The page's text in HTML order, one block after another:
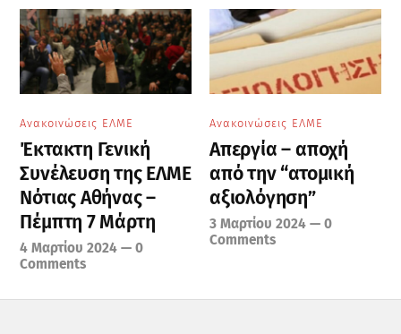
Ανακοινώσεις ΕΛΜΕ
Έκτακτη Γενική
Συνέλευση της ΕΛΜΕ
Νότιας Αθήνας –
Πέμπτη 7 Μάρτη
4 Μαρτίου 2024 —0
Comments
Ανακοινώσεις ΕΛΜΕ
Απεργία – αποχή
από την “ατομική
αξιολόγηση”
3 Μαρτίου 2024 —0
Comments